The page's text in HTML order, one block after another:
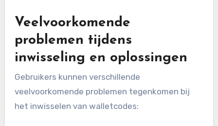
Veelvoorkomende
problemen tijdens
inwisseling en oplossingen
Gebruikers kunnen verschillende
veelvoorkomende problemen tegenkomen bij
het inwisselen van walletcodes: